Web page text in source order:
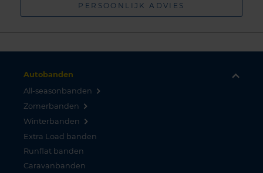
PERSOONLIJK ADVIES
Autobanden
All-seasonbanden
Zomerbanden
Winterbanden
Extra Load banden
Runflat banden
Caravanbanden